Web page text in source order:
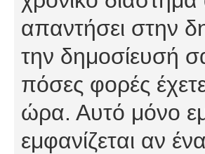
απαντήσει στην
την δημοσίευσή
πόσες φορές
ώρα. Αυτό μόνο
εμφανίζεται αν